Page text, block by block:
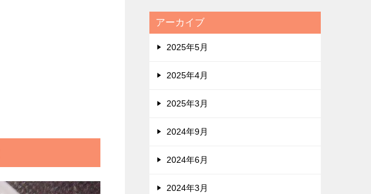
アーカイブ
2025年5月
2025年4月
2025年3月
2024年9月
2024年6月
2024年3月